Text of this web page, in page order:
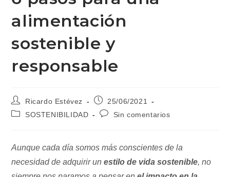
alimentación
sostenible y
responsable
Autor
de
la
Ricardo Estévez
Publicación
de
25/06/2021
Categoría
SOSTENIBILIDAD
Comentarios
entrada:
Sin comentarios
Aunque cada día somos más conscientes de la
necesidad de adquirir unestilo de vida sostenible, no